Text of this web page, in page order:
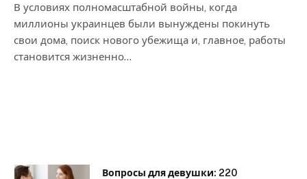
В условиях полномасштабной войны, когда
миллионы украинцев были вынуждены покинуть
свои дома, поиск нового убежища и, главное, работы
становится жизненно…
Вопросы для девушки: 220